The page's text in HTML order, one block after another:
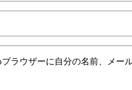
ラウザーに自分の名前、メー